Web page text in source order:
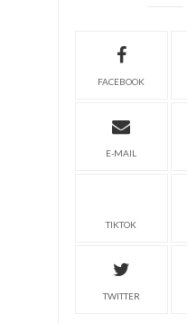
FACEBOOK
E-MAIL
TIKTOK
TWITTER